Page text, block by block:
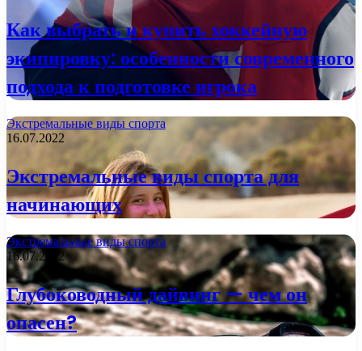
Как выбрать и купить хоккейную
экипировку: особенности современного
подхода к подготовке игрока
Экстремальные виды спорта
16.07.2022
Экстремальные виды спорта для
начинающих
Экстремальные виды спорта
16.07.2022
Глубоководный дайвинг — чем он
опасен?